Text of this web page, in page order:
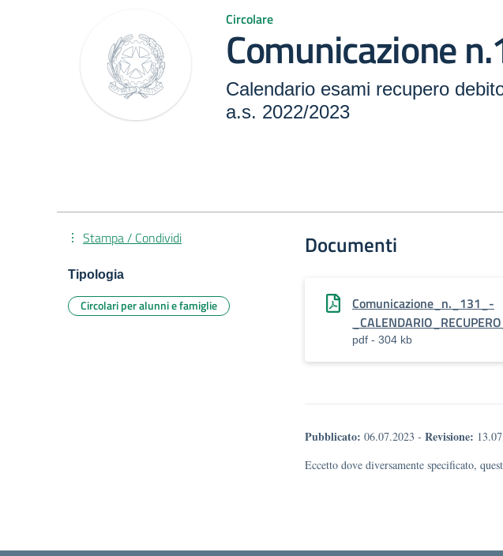
Circolare
Comunicazione
Calendario esami recupero
a.s. 2022/2023
Documenti
Comunicazione_n._131_-
pdf - 304 kb
Pubblicato: 06.07.2023 - Revisione:
Eccetto dove diversamente specificato,
Stampa / Condividi
Tipologia
Circolari per alunni e famiglie